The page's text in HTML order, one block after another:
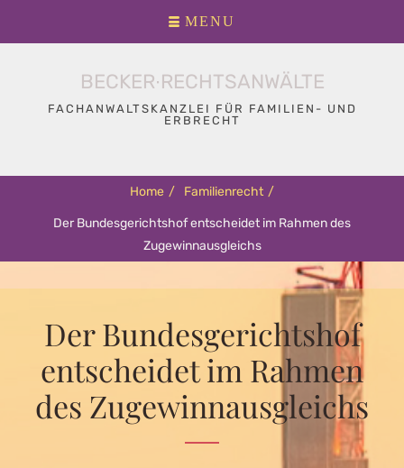
MENU
BECKER∙RECHTSANWÄLTE
FACHANWALTSKANZLEI FÜR FAMILIEN- UND
ERBRECHT
Home / Familienrecht /
Der Bundesgerichtshof entscheidet im Rahmen des
Zugewinnausgleichs
Der Bundesgerichtshof
entscheidet im Rahmen
des Zugewinnausgleichs